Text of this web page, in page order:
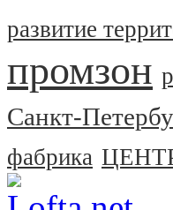
развитие
промзон
Санкт-
фабрика